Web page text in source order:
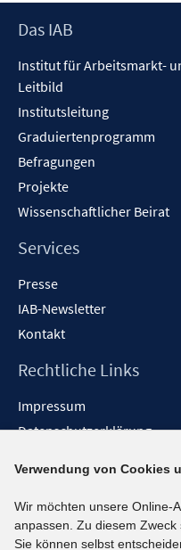
Footer
Das IAB
Institut für Arbeitsmarkt-
Leitbild
Institutsleitung
Graduiertenprogramm
Befragungen
Projekte
Wissenschaftlicher Beirat
Services
Presse
IAB-Newsletter
Kontakt
Rechtliche Links
Impressum
Datenschutzerklärung
Barrieren melden
Social-Media-Kanäle
Verwendung von Cookies
Wir möchten unsere Online-
anpassen. Zu diesem
Sie können selbst